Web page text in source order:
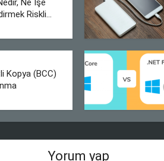
Ne İşe
Riskli...
Kopya (BCC)
Yorum yap